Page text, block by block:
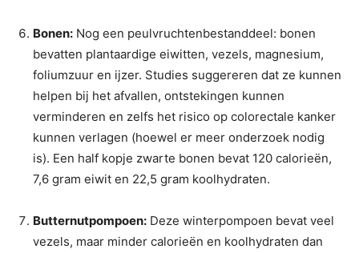
Bonen: Nog een peulvruchtenbestanddeel: bonen
bevatten plantaardige eiwitten, vezels, magnesium,
foliumzuur en ijzer. Studies suggereren dat ze kunnen
helpen bij het afvallen, ontstekingen kunnen
verminderen en zelfs het risico op colorectale kanker
kunnen verlagen (hoewel er meer onderzoek nodig
is). Een half kopje zwarte bonen bevat 120 calorieën,
7,6 gram eiwit en 22,5 gram koolhydraten.
Butternutpompoen: Deze winterpompoen bevat veel
vezels, maar minder calorieën en koolhydraten dan